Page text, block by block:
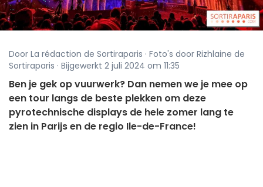
Door La rédaction de Sortiraparis · Foto's door Rizhlaine de
Sortiraparis · Bijgewerkt 2 juli 2024 om 11:35
Ben je gek op vuurwerk? Dan nemen we je mee op
een tour langs de beste plekken om deze
pyrotechnische displays de hele zomer lang te
zien in Parijs en de regio Ile-de-France!